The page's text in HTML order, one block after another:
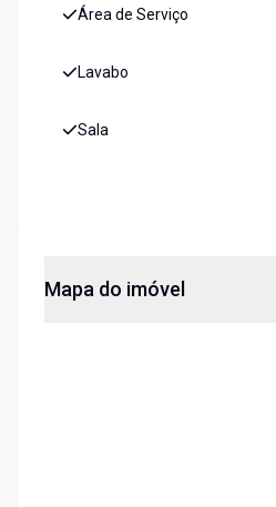
Área de Serviço
Lavabo
Sala
Mapa do imóvel